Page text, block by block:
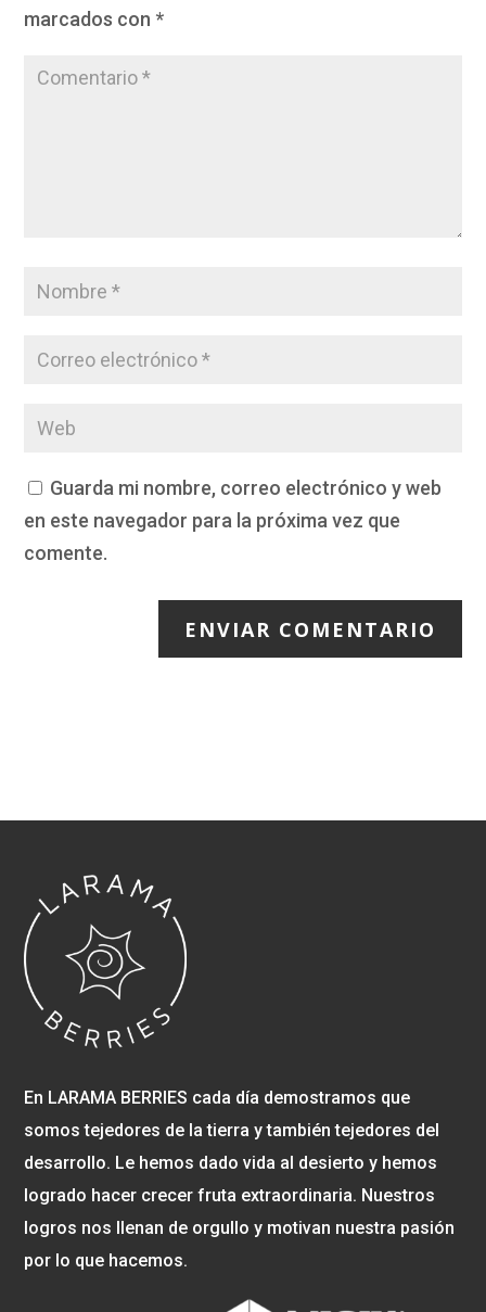
marcados con *
Guarda mi nombre, correo electrónico y web
en este navegador para la próxima vez que
comente.
ENVIAR COMENTARIO
En LARAMA BERRIES cada día demostramos que
somos tejedores de la tierra y también tejedores del
desarrollo. Le hemos dado vida al desierto y hemos
logrado hacer crecer fruta extraordinaria. Nuestros
logros nos llenan de orgullo y motivan nuestra pasión
por lo que hacemos.